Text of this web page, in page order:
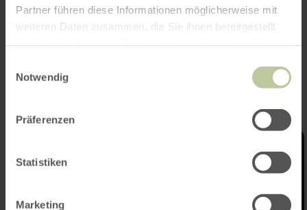
Partner führen diese Informationen möglicherweise mit
weiteren Daten zusammen, die Sie ihnen bereitgestellt
Notwendig
Präferenzen
Statistiken
Marketing
Impressionen